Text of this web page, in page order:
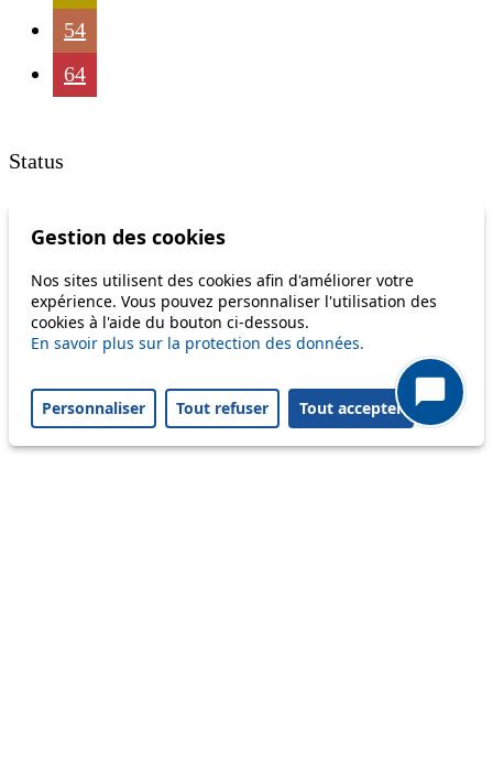
54
64
Status
Information
Disruption to come
Reset filters
Only lines affected by disruptions are listed above.
A question ? An observation ?
Gestion des cookies
Nos sites utilisent des cookies afin d'améliorer votre
expérience. Vous pouvez personnaliser l'utilisation des
cookies à l'aide du bouton ci-dessous.
En savoir plus sur la protection des données.
Personnaliser Tout refuser Tout accepter